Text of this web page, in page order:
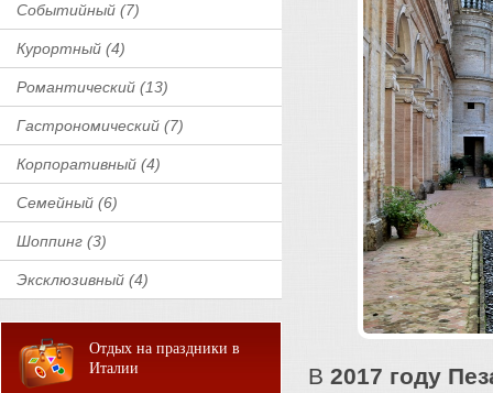
Событийный (7)
Курортный (4)
Романтический (13)
Гастрономический (7)
Корпоративный (4)
Семейный (6)
Шоппинг (3)
Эксклюзивный (4)
Отдых на праздники в
Италии
В 2017 году